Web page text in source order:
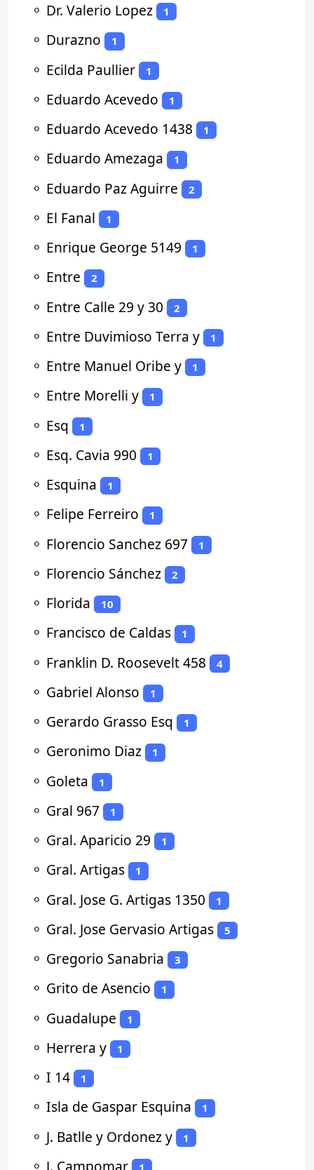
⚬ Dr. Valerio Lopez 1
⚬ Durazno 1
⚬ Ecilda Paullier 1
⚬ Eduardo Acevedo 1
⚬ Eduardo Acevedo 1438 1
⚬ Eduardo Amezaga 1
⚬ Eduardo Paz Aguirre 2
⚬ El Fanal 1
⚬ Enrique George 5149 1
⚬ Entre 2
⚬ Entre Calle 29 y 30 2
⚬ Entre Duvimioso Terra y 1
⚬ Entre Manuel Oribe y 1
⚬ Entre Morelli y 1
⚬ Esq 1
⚬ Esq. Cavia 990 1
⚬ Esquina 1
⚬ Felipe Ferreiro 1
⚬ Florencio Sanchez 697 1
⚬ Florencio Sánchez 2
⚬ Florida 10
⚬ Francisco de Caldas 1
⚬ Franklin D. Roosevelt 458 4
⚬ Gabriel Alonso 1
⚬ Gerardo Grasso Esq 1
⚬ Geronimo Diaz 1
⚬ Goleta 1
⚬ Gral 967 1
⚬ Gral. Aparicio 29 1
⚬ Gral. Artigas 1
⚬ Gral. Jose G. Artigas 1350 1
⚬ Gral. Jose Gervasio Artigas 5
⚬ Gregorio Sanabria 3
⚬ Grito de Asencio 1
⚬ Guadalupe 1
⚬ Herrera y 1
⚬ I 14 1
⚬ Isla de Gaspar Esquina 1
⚬ J. Batlle y Ordonez y 1
⚬ J. Campomar 1